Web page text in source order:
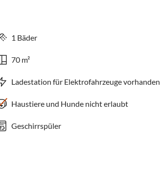
1 Bäder
70 m²
Ladestation für Elektrofahrzeuge vorhanden
Haustiere und Hunde nicht erlaubt
Geschirrspüler